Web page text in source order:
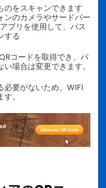
のをスキャンできます
ンのカメラやサードパー
プリを使用して、パス
する
コードを取得でき、パ
場合は変更できます。
必要がないため、WIFI
。